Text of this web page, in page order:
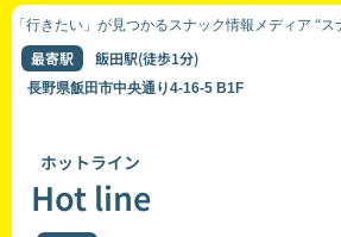
「行きたい」が見つかるスナック情報メディア “ス
最寄駅 飯田駅(徒歩1分)
長野県飯田市中央通り4-16-5 B1F
ホットライン
Hot line